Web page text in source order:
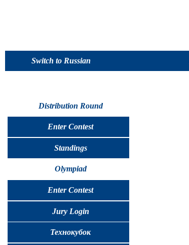
Switch to Russian
Distribution Round
Enter Contest
Standings
Olympiad
Enter Contest
Jury Login
Технокубок